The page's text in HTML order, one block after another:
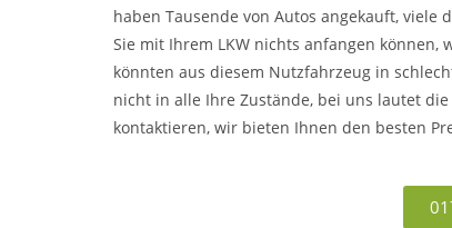
haben Tausende von Autos angekauft, viele
Sie mit Ihrem LKW nichts anfangen können,
könnten aus diesem Nutzfahrzeug in
nicht in alle Ihre Zustände, bei uns lautet die
kontaktieren, wir bieten Ihnen den besten